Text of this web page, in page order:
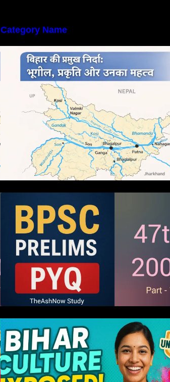
Category Name
बिहार की नदियों का विस्तृत अध्ययन |
Geography of Rivers in Bihar
Paper with Answers (Part – 01)
हम बिहारवासी: भाषाओं व संस्कृतियों की
धरोहर “हमारा बिहार”